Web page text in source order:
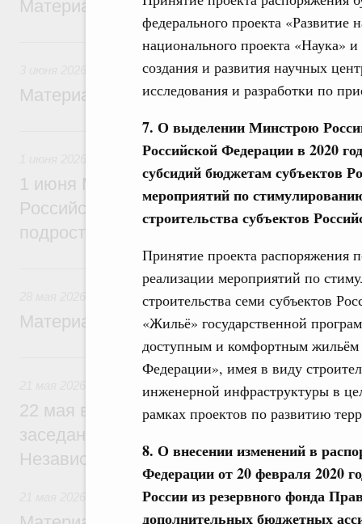
федерального проекта «Развитие
национального проекта «Наука»
создания и развития научных
исследования и разработки по
7. О выделении Минстрою
Российской Федерации в 2020
субсидий бюджетам субъектов
мероприятий по
строительства субъектов
Принятие проекта распоряжения
реализации мероприятий по
строительства семи субъектов
«Жильё» государственной
доступным и комфортным жильём
Федерации», имея в виду
инженерной инфраструктуры в
рамках проектов по развитию
8. О внесении изменений в
Федерации от 20 февраля 2020
России из резервного фонда
дополнительных бюджетных
Материалы к заседанию Правительства
3 июня, среда
Материалы к заседанию Правительства
1 июня, понедельник
1 июня Михаил Мишустин вручит премии
Российской Федерации 2026 года в
подростковой литературы
28 мая, четверг
Материалы к заседанию Правительства
21 мая, четверг
22 мая в Ашхабаде Михаил Мишустин
заседании Совета глав правительств
Независимых Государств